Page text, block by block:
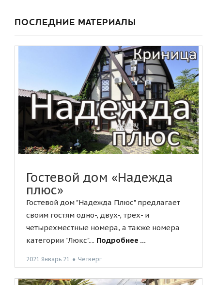
ПОСЛЕДНИЕ МАТЕРИАЛЫ
Гостевой дом «Надежда
плюс»
Гостевой дом "Надежда Плюс" предлагает
своим гостям одно-, двух-, трех- и
четырехместные номера, а также номера
категории "Люкс".... Подробнее ...
2021 Январь 21 ● Четверг